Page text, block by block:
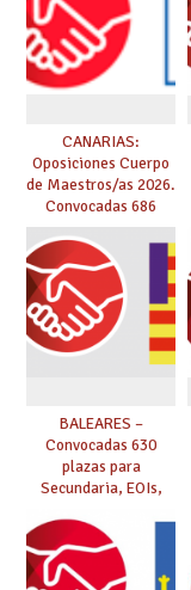
CANARIAS:
Oposiciones Cuerpo
de Maestros/as 2026.
Convocadas 686
plazas. Solicitudes
del 26 de marzo al 24
de abril.
BALEARES –
Convocadas 630
plazas para
Secundaria, EOIs,
Conservatorios y FP